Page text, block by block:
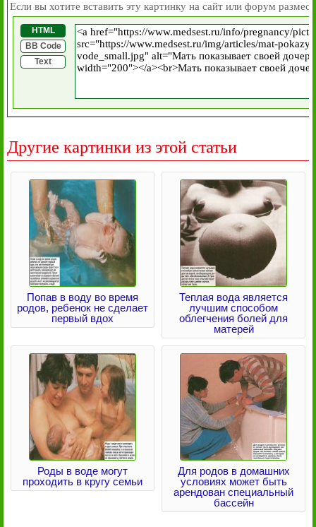
Если вы хотите вставить эту картинку на сайт или форум
HTML
BB Code
Text
Другие картинки из этой статьи
Попав в воду во время
родов, ребенок не сделает
первый вдох
Теплая вода является
лучшим способом
облегчения болей для
матерей
Роды в воде могут
проходить в кругу семьи
Для родов в домашних
условиях может быть
арендован специальный
бассейн